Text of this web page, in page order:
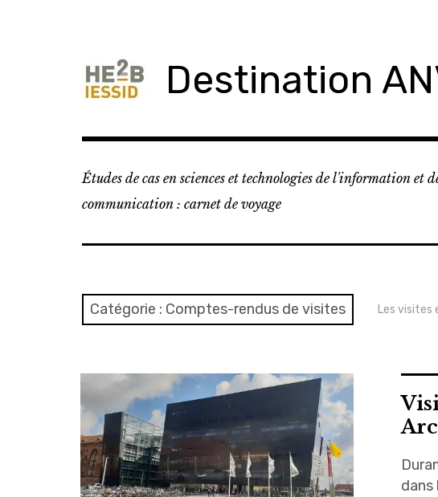
Destination
Études de cas en sciences et technologies de l'information et
communication : carnet de voyage
Catégorie : Comptes-rendus de visites Les visites
dans